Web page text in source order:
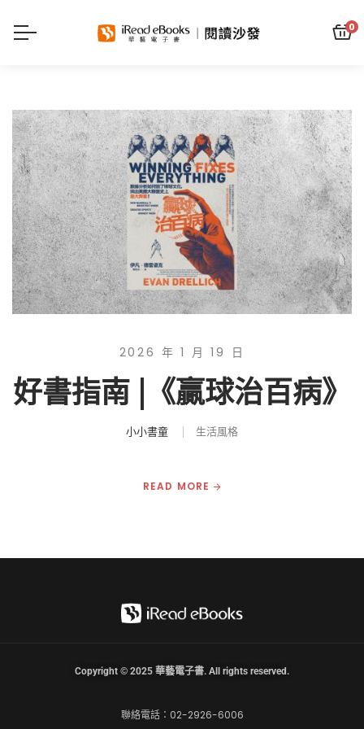
0
2026 年 1 月 19 日
好書指南 |《贏球治百病》
小小書童 生活風格
READ MORE
聯絡電話：02-2926-6006
Copyright © 2025 華藝電子書. All rights reserved.